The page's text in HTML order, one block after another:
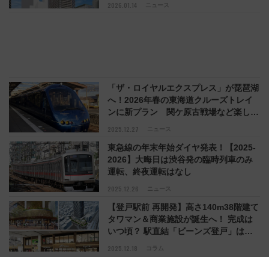
2026.01.14 ニュース
2025.12.27 ニュース
「ザ・ロイヤルエクスプレス」が琵琶湖
へ！2026年春の東海道クルーズトレイ
ンに新プラン 関ケ原古戦場など楽しむ
2025.12.26 ニュース
東急線の年末年始ダイヤ発表！【2025-
2026】大晦日は渋谷発の臨時列車のみ
運転、終夜運転はなし
2025.12.18 コラム
【登戸駅前 再開発】高さ140m38階建て
タワマン＆商業施設が誕生へ！ 完成は
いつ頃？ 駅直結「ビーンズ登戸」は